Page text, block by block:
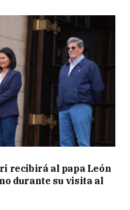
recibirá al papa León
durante su visita al